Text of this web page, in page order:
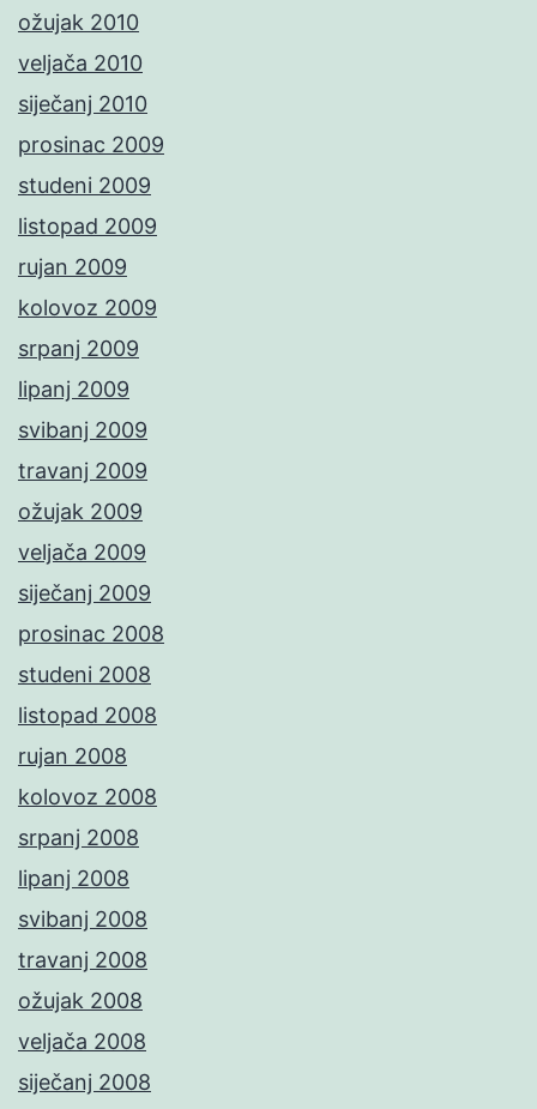
ožujak 2010
veljača 2010
siječanj 2010
prosinac 2009
studeni 2009
listopad 2009
rujan 2009
kolovoz 2009
srpanj 2009
lipanj 2009
svibanj 2009
travanj 2009
ožujak 2009
veljača 2009
siječanj 2009
prosinac 2008
studeni 2008
listopad 2008
rujan 2008
kolovoz 2008
srpanj 2008
lipanj 2008
svibanj 2008
travanj 2008
ožujak 2008
veljača 2008
siječanj 2008